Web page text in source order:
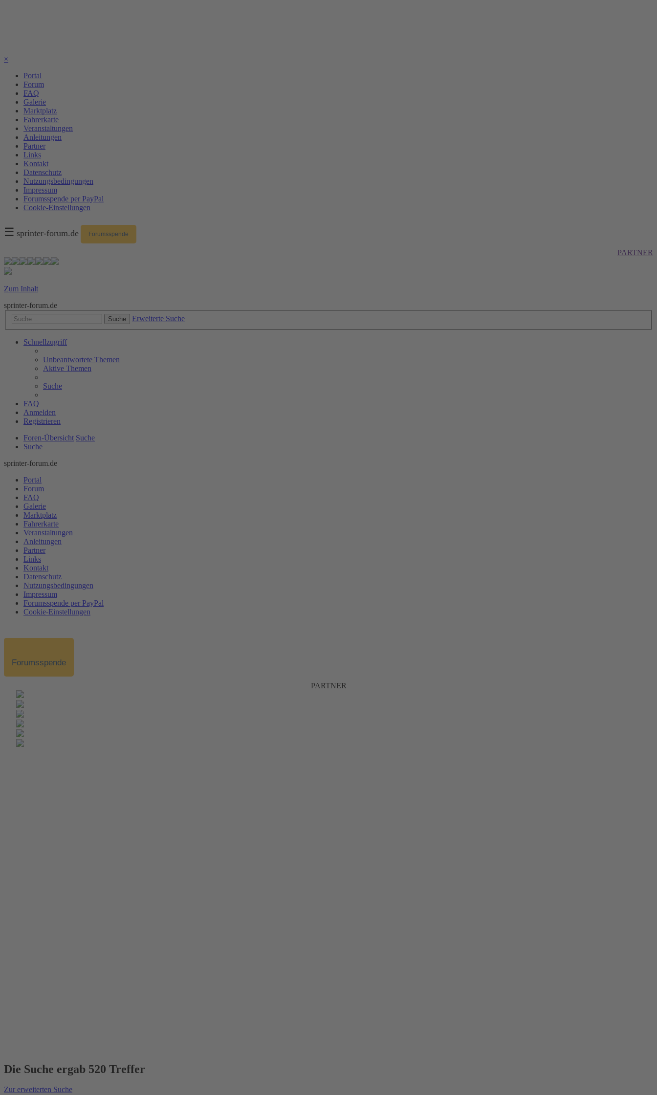
×
Portal
Forum
FAQ
Galerie
Marktplatz
Fahrerkarte
Veranstaltungen
Anleitungen
Partner
Links
Kontakt
Datenschutz
Nutzungsbedingungen
Impressum
Forumsspende per PayPal
Cookie-Einstellungen
☰ sprinter-forum.de Forumsspende
PARTNER
Zum Inhalt
sprinter-forum.de
Suche Erweiterte Suche
Schnellzugriff
Unbeantwortete Themen
Aktive Themen
Suche
FAQ
Anmelden
Registrieren
Foren-Übersicht Suche
Suche
sprinter-forum.de
Portal
Forum
FAQ
Galerie
Marktplatz
Fahrerkarte
Veranstaltungen
Anleitungen
Partner
Links
Kontakt
Datenschutz
Nutzungsbedingungen
Impressum
Forumsspende per PayPal
Cookie-Einstellungen
Forumsspende
PARTNER
Die Suche ergab 520 Treffer
Zur erweiterten Suche